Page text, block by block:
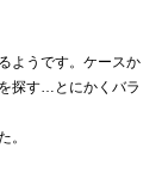
ようです。ケースか
探す…とにかくバラ
。